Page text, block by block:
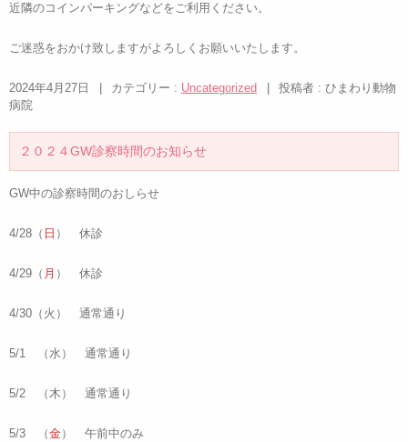
近隣のコインパーキングなどをご利用ください。
ご迷惑をおかけ致しますがよろしくお願いいたします。
2024年4月27日 カテゴリー : Uncategorized
投稿者 : ひまわり動物
病院
２０２４GW診察時間のお知らせ
GW中の診察時間のおしらせ
4/28（ 日 ） 休診
4/29（ 月 ） 休診
4/30（火） 通常通り
5/1 （水） 通常通り
5/2 （木） 通常通り
5/3 （金） 午前中のみ